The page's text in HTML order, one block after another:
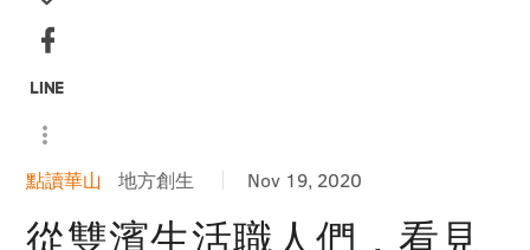
點讀華山 地方創生 Nov 19, 2020
從雙濱生活職人們，看見